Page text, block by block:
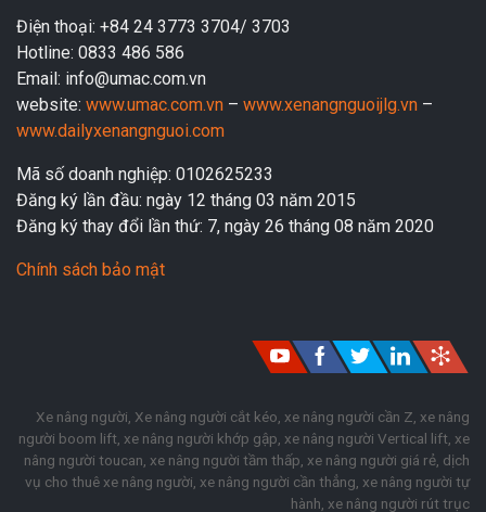
Điện thoại: +84 24 3773 3704/ 3703
Hotline: 0833 486 586
Email: info@umac.com.vn
website: www.umac.com.vn – www.xenangnguoijlg.vn –
www.dailyxenangnguoi.com
Mã số doanh nghiệp: 0102625233
Đăng ký lần đầu: ngày 12 tháng 03 năm 2015
Đăng ký thay đổi lần thứ: 7, ngày 26 tháng 08 năm 2020
Chính sách bảo mật
Xe nâng người Xe nâng người cắt kéo xe nâng người cần Z xe nâng
người boom lift xe nâng người khớp gập xe nâng người Vertical lift xe
nâng người toucan xe nâng người tầm thấp xe nâng người giá rẻ dịch
vụ cho thuê xe nâng người xe nâng người cần thẳng xe nâng người tự
hành xe nâng người rút trục